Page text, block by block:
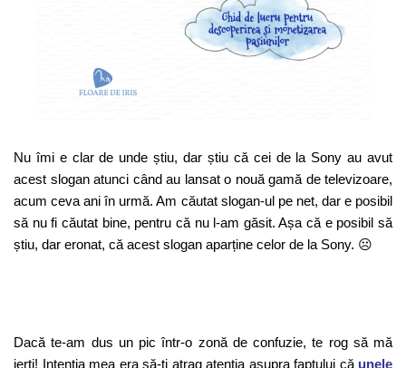
Nu îmi e clar de unde știu, dar știu că cei de la Sony au avut
acest slogan atunci când au lansat o nouă gamă de televizoare,
acum ceva ani în urmă. Am căutat slogan-ul pe net, dar e posibil
să nu fi căutat bine, pentru că nu l-am găsit. Așa că e posibil să
știu, dar eronat, că acest slogan aparține celor de la Sony. ☹
Dacă te-am dus un pic într-o zonă de confuzie, te rog să mă
ierți! Intenția mea era să-ți atrag atenția asupra faptului că unele